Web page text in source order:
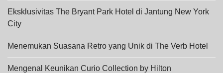
Eksklusivitas The Bryant Park Hotel di Jantung New York
City
Menemukan Suasana Retro yang Unik di The Verb Hotel
Mengenal Keunikan Curio Collection by Hilton